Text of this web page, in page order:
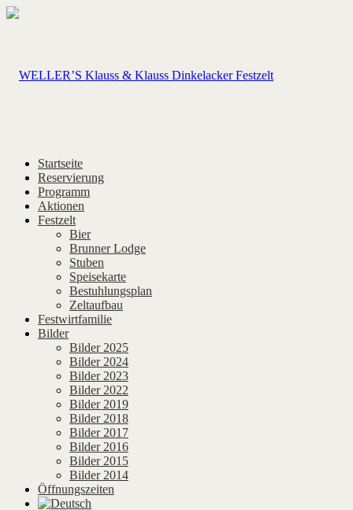
Startseite
Reservierung
Programm
Aktionen
Festzelt
Bier
Brunner Lodge
Stuben
Speisekarte
Bestuhlungsplan
Zeltaufbau
Festwirtfamilie
Bilder
Bilder 2025
Bilder 2024
Bilder 2023
Bilder 2022
Bilder 2019
Bilder 2018
Bilder 2017
Bilder 2016
Bilder 2015
Bilder 2014
Öffnungszeiten